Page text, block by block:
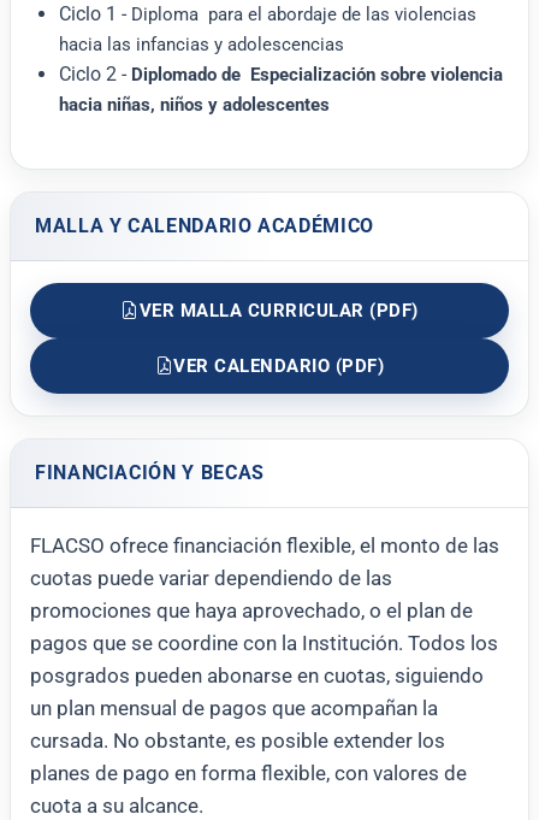
Ciclo 1 - Diploma para el abordaje de las violencias
hacia las infancias y adolescencias
Ciclo 2 - Diplomado de Especialización sobre violencia
hacia niñas, niños y adolescentes
MALLA Y CALENDARIO ACADÉMICO
VER MALLA CURRICULAR (PDF)
VER CALENDARIO (PDF)
FINANCIACIÓN Y BECAS
FLACSO ofrece financiación flexible, el monto de las
cuotas puede variar dependiendo de las
promociones que haya aprovechado, o el plan de
pagos que se coordine con la Institución. Todos los
posgrados pueden abonarse en cuotas, siguiendo
un plan mensual de pagos que acompañan la
cursada. No obstante, es posible extender los
planes de pago en forma flexible, con valores de
cuota a su alcance.